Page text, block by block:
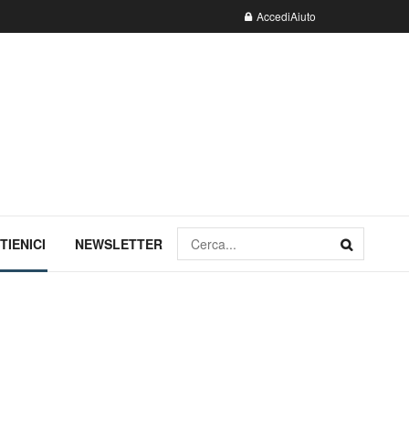
AccediAiuto
NEWSLETTER